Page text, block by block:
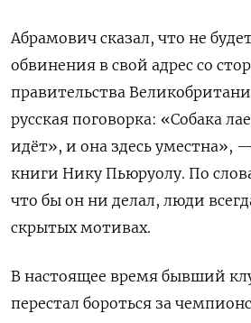
Абрамович сказал, что не
обвинения в свой адрес со
правительства
русская поговорка: «Собака
идёт», и она здесь уместна»,
книги Нику Пьюруолу. По
что бы он ни делал, люди
скрытых мотивах.
В настоящее время бывший
перестал бороться за